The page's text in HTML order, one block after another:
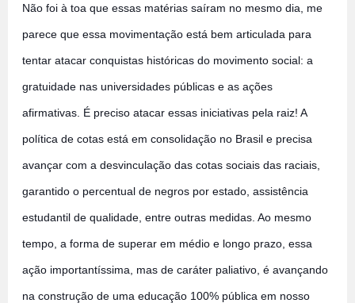
Não foi à toa que essas matérias saíram no mesmo dia, me
parece que essa movimentação está bem articulada para
tentar atacar conquistas históricas do movimento social: a
gratuidade nas universidades públicas e as ações
afirmativas. É preciso atacar essas iniciativas pela raiz! A
política de cotas está em consolidação no Brasil e precisa
avançar com a desvinculação das cotas sociais das raciais,
garantido o percentual de negros por estado, assistência
estudantil de qualidade, entre outras medidas. Ao mesmo
tempo, a forma de superar em médio e longo prazo, essa
ação importantíssima, mas de caráter paliativo, é avançando
na construção de uma educação 100% pública em nosso